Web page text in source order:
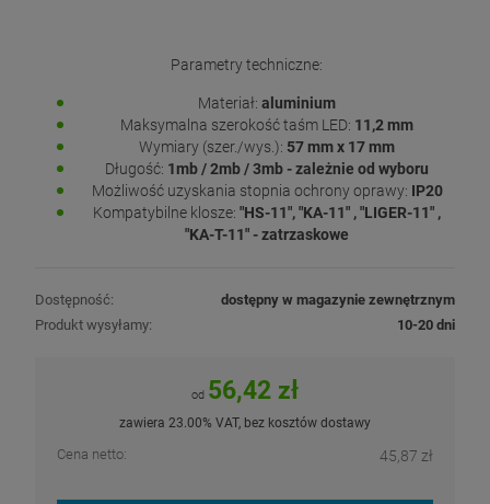
Parametry techniczne:
Materiał: aluminium
Maksymalna szerokość taśm LED: 11,2 mm
Wymiary (szer./wys.): 57 mmx 17 mm
Długość: 1mb / 2mb / 3mb - zależnie od wyboru
Możliwość uzyskania stopnia ochrony oprawy: IP20
Kompatybilne klosze: "HS-11", "KA-11" , "LIGER-11" ,
"KA-T-11" - zatrzaskowe
Dostępność:
dostępny w magazynie zewnętrznym
Produkt wysyłamy:
10-20 dni
od 56,42 zł
zawiera 23.00% VAT, bez kosztów dostawy
Cena netto: 45,87 zł